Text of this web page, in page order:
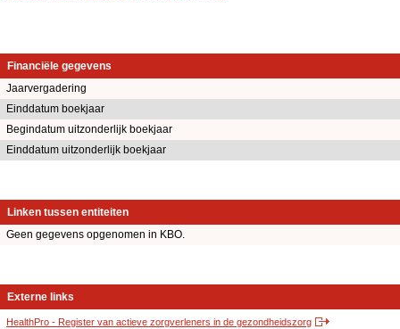
Financiële gegevens
Jaarvergadering
Einddatum boekjaar
Begindatum uitzonderlijk boekjaar
Einddatum uitzonderlijk boekjaar
Linken tussen entiteiten
Geen gegevens opgenomen in KBO.
Externe links
HealthPro - Register van actieve zorgverleners in de gezondheidszorg